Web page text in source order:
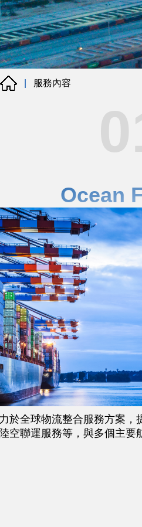
服務內容
Ocean
於全球物流整合服務方案，
空聯運服務等，與多個主要